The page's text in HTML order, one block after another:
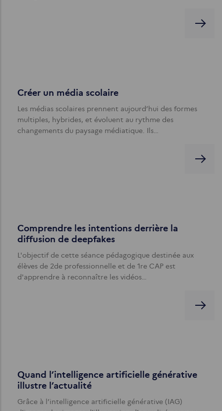
Créer un média scolaire
Les médias scolaires prennent aujourd’hui des formes
multiples, hybrides, et évoluent au rythme des
changements du paysage médiatique. Ils…
Comprendre les intentions derrière la
diffusion de deepfakes
L'objectif de cette séance pédagogique destinée aux
élèves de 2de professionnelle et de 1re CAP est
d'apprendre à reconnaître les vidéos…
Quand l’intelligence artificielle générative
illustre l’actualité
Grâce à l’intelligence artificielle générative (IAG)